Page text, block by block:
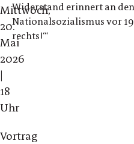
Mittwoch,
20.
Mai
2026
|
18
Uhr
Vortrag
Widerstand erinnert an
Nationalsozialismus vor
rechts!‘“